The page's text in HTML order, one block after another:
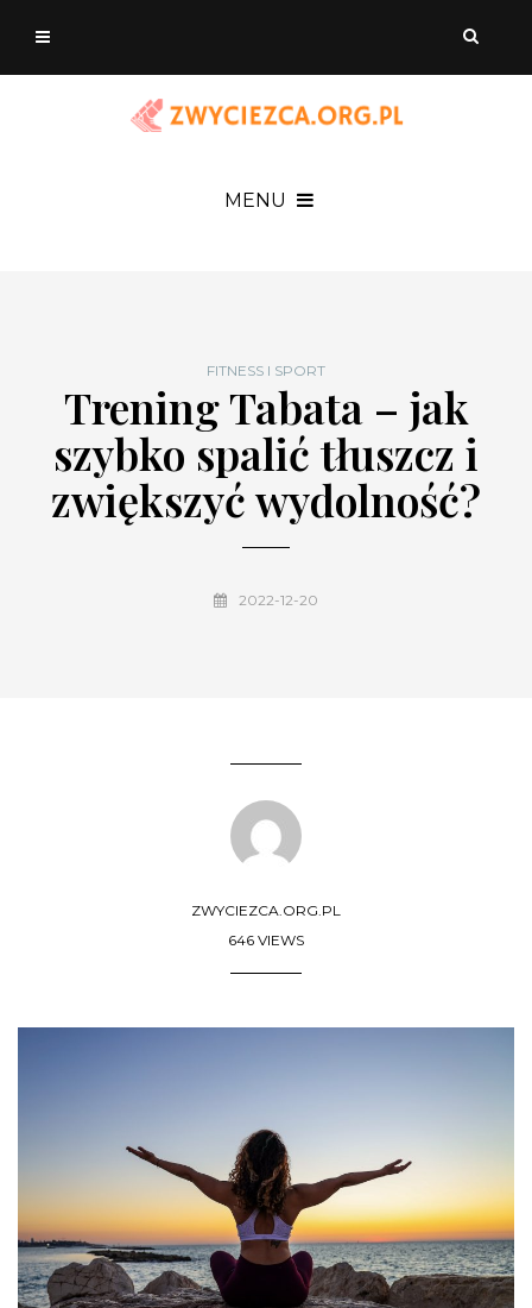
MENU
FITNESS I SPORT
Trening Tabata – jak
szybko spalić tłuszcz i
zwiększyć wydolność?
2022-12-20
ZWYCIEZCA.ORG.PL
646 VIEWS